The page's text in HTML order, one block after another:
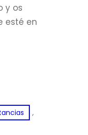
y os
esté en
,